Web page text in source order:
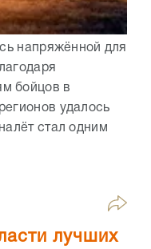
напряжённой для
бойцов в
удалось
стал одним
лучших